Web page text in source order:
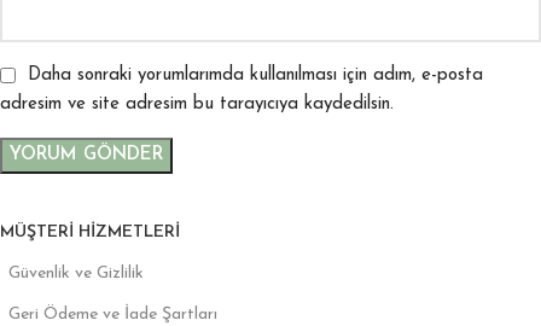
Daha sonraki yorumlarımda kullanılması için adım, e-posta
adresim ve site adresim bu tarayıcıya kaydedilsin.
MÜŞTERI HIZMETLERI
Güvenlik ve Gizlilik
Geri Ödeme ve İade Şartları